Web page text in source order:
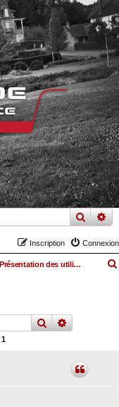
Connexion
Inscription
Présentation des utilisateurs
rechercher
recherche
1